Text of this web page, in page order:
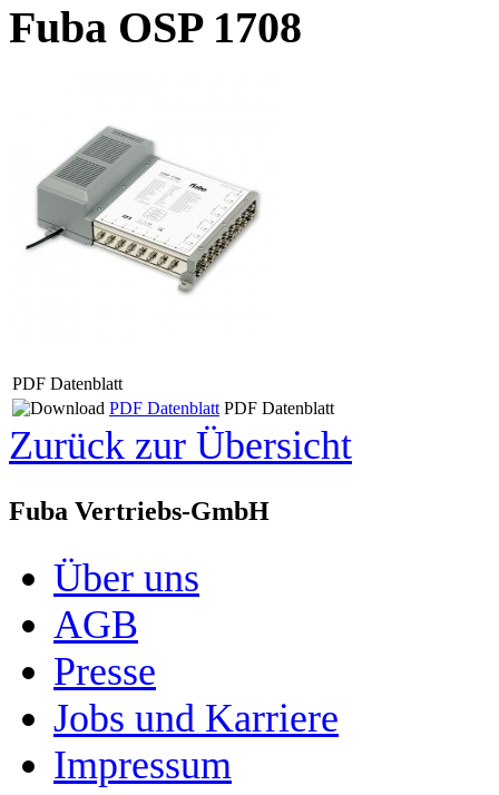
Fuba OSP 1708
PDF Datenblatt
PDF Datenblatt PDF Datenblatt
Zurück zur Übersicht
Fuba Vertriebs-GmbH
Über uns
AGB
Presse
Jobs und Karriere
Impressum